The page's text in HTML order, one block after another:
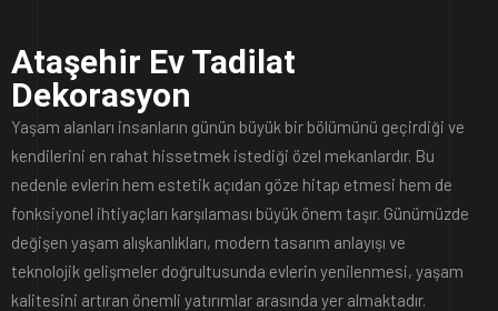
Ataşehir Ev Tadilat
Dekorasyon
Yaşam alanları insanların günün büyük bir bölümünü geçirdiği ve
kendilerini en rahat hissetmek istediği özel mekanlardır. Bu
nedenle evlerin hem estetik açıdan göze hitap etmesi hem de
fonksiyonel ihtiyaçları karşılaması büyük önem taşır. Günümüzde
değişen yaşam alışkanlıkları, modern tasarım anlayışı ve
teknolojik gelişmeler doğrultusunda evlerin yenilenmesi, yaşam
kalitesini artıran önemli yatırımlar arasında yer almaktadır.